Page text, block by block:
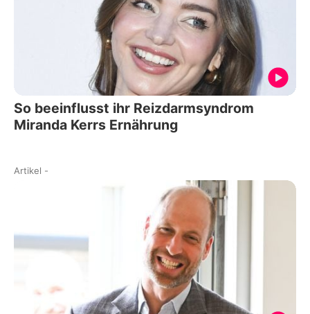
So beeinflusst ihr Reizdarmsyndrom
Miranda Kerrs Ernährung
Artikel -